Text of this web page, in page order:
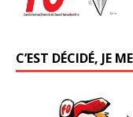
C’EST DÉCIDÉ, JE